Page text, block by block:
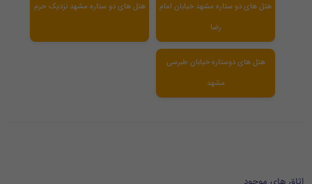
هتل های دو ستاره مشهد خیابان امام
رضا
هتل های دو ستاره مشهد نزدیک حرم
هتل های دوستاره خیابان طبرسی
مشهد